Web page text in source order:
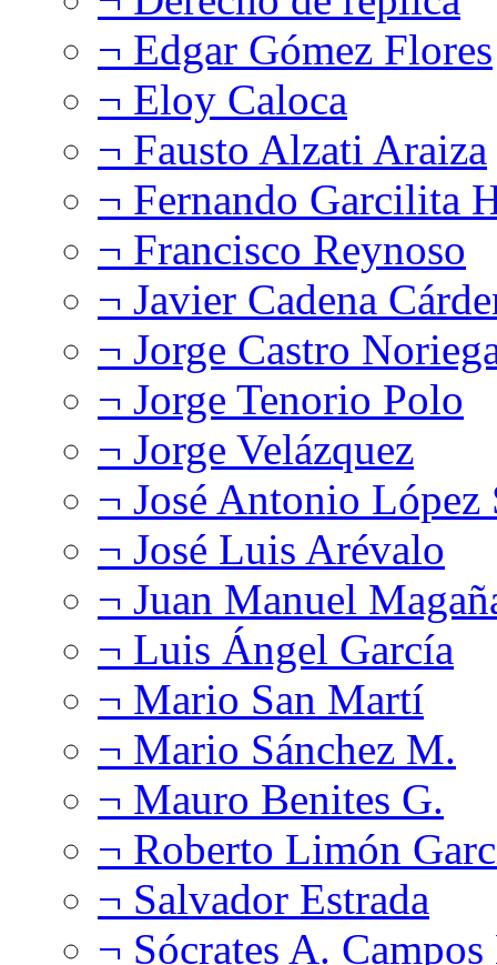
¬ Edgar Gómez Flores
¬ Eloy Caloca
¬ Fausto Alzati Araiza
¬ Fernando Garcilita
¬ Francisco Reynoso
¬ Javier Cadena
¬ Jorge Castro
¬ Jorge Tenorio Polo
¬ Jorge Velázquez
¬ José Antonio López
¬ José Luis Arévalo
¬ Juan Manuel
¬ Luis Ángel García
¬ Mario San Martí
¬ Mario Sánchez M.
¬ Mauro Benites G.
¬ Roberto Limón
¬ Salvador Estrada
¬ Sócrates A.